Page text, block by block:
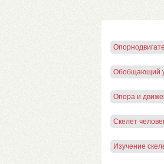
Обобщающий
Опора и
Скелет
Изучение